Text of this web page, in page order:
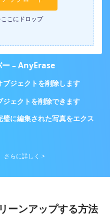
こにドロップ
ー – AnyErase
ジェクトを削除します
ェクトを削除できます
に編集された写真をエクス
さらに詳しく >
ーンアップする方法